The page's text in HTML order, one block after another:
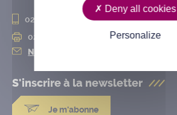
02 28 25 20 00
02 28 25 20 10
Nous contacter
S'inscrire à la newsletter
Je m'abonne
Deny all cookies
Personalize